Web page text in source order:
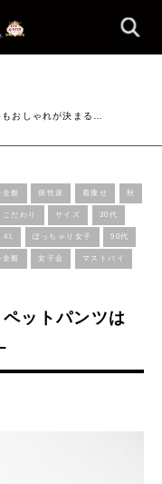
おしゃれが決まる…
般 個性派 着痩せ 秋
こだわり サイズ 30代
4L ぽっちゃり女子 50代
般 女子会 マストバイ
ットパンツは